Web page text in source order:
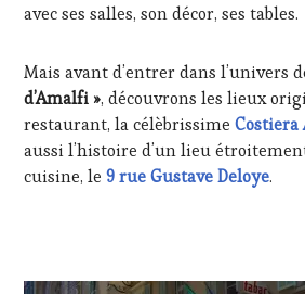
avec ses salles, son décor, ses tables.
Mais avant d’entrer dans l’univers
d’Amalfi », découvrons les lieux
restaurant, la célèbrissime
aussi l’histoire d’un lieu
cuisine, le9 rue Gustave Deloye.